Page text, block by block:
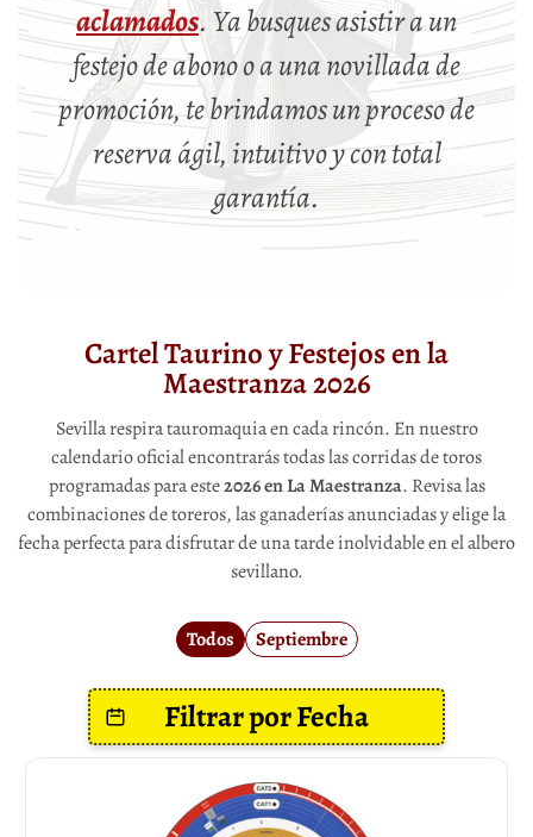
aclamados. Ya busques asistir a un
festejo de abono o a una novillada de
promoción, te brindamos un proceso de
reserva ágil, intuitivo y con total
garantía.
Cartel Taurino y Festejos en la
Maestranza 2026
Sevilla respira tauromaquia en cada rincón. En nuestro
calendario oficial encontrarás todas las corridas de toros
programadas para este2026 en La Maestranza. Revisa las
combinaciones de toreros, las ganaderías anunciadas y elige la
fecha perfecta para disfrutar de una tarde inolvidable en el albero
sevillano.
Todos Septiembre